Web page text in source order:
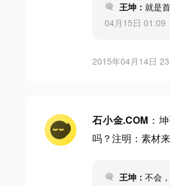
王坤：就是
04月15日 01:09
2015年04月14日
石小金.COM ：
吗？注明：素材
王坤：不会